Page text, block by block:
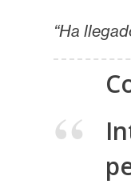
m
R
“Ha